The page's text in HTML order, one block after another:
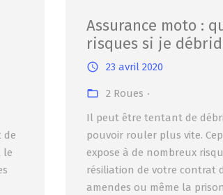
de
le
Assurance moto :
risques si je
23 avril 2020
2 Roues
Il peut être tentant de
pouvoir rouler plus vite.
expose à de nombreux
résiliation de votre contrat
amendes ou même la